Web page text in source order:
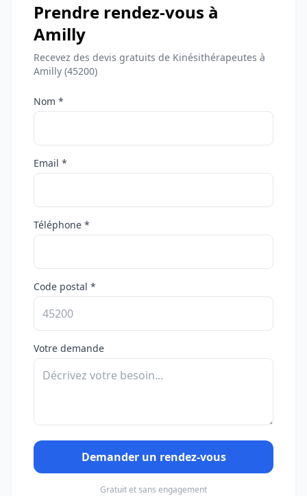
Prendre rendez-vous à
Amilly
Recevez des devis gratuits de Kinésithérapeutes à
Amilly (45200)
Nom *
Email *
Téléphone *
Code postal *
Votre demande
Demander un rendez-vous
Gratuit et sans engagement